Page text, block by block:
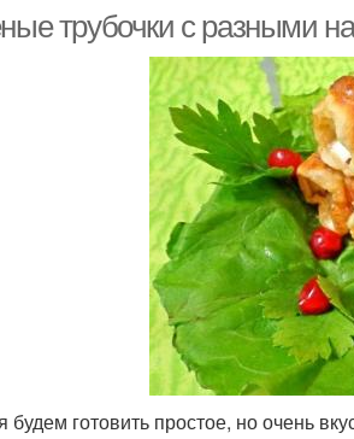
трубочки с разными
будем готовить простое, но очень